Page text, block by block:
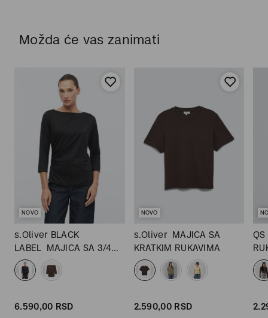
Možda će vas zanimati
NOVO
s.Oliver BLACK
LABEL MAJICA SA 3/4
RUKAVIMA
6.590,00 RSD
NOVO
s.Oliver MAJICA SA
KRATKIM RUKAVIMA
2.590,00 RSD
QS